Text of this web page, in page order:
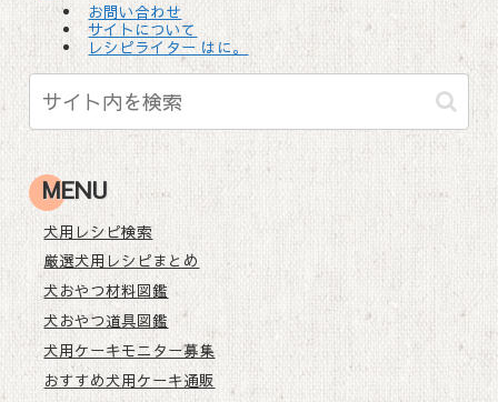
お問い合わせ
サイトについて
レシピライター はに。
MENU
犬用レシピ検索
厳選犬用レシピまとめ
犬おやつ材料図鑑
犬おやつ道具図鑑
犬用ケーキモニター募集
おすすめ犬用ケーキ通販